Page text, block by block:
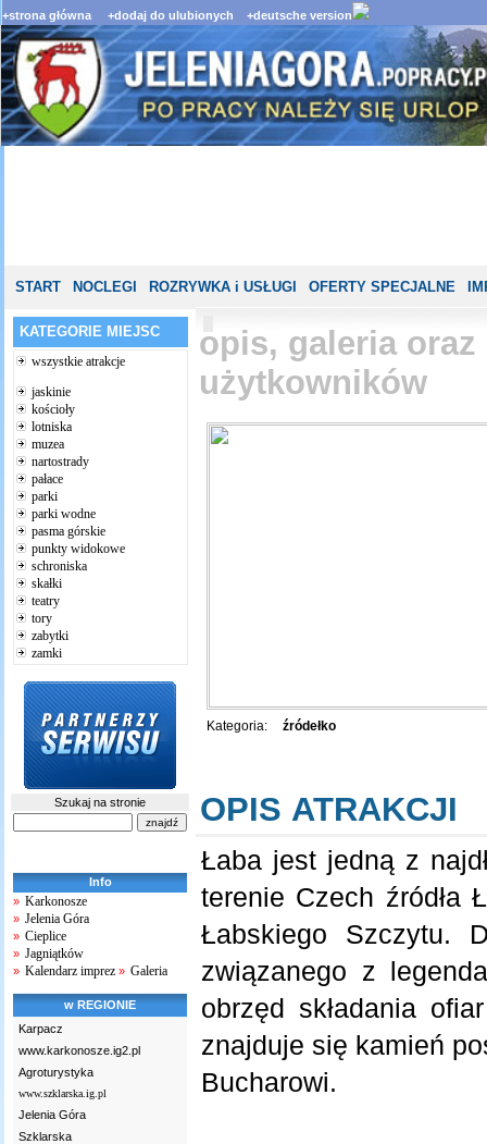
+strona główna +dodaj do ulubionych +deutsche version
START NOCLEGI ROZRYWKA i USŁUGI OFERTY SPECJALNE
KATEGORIE MIEJSC
wszystkie atrakcje
jaskinie
kościoły
lotniska
muzea
nartostrady
pałace
parki
parki wodne
pasma górskie
punkty widokowe
schroniska
skałki
teatry
tory
zabytki
zamki
Szukaj na stronie
Info
» Karkonosze
» Jelenia Góra
» Cieplice
» Jagniątków
» Kalendarz imprez » Galeria
w REGIONIE
Karpacz
www.karkonosze.ig2.pl
Agroturystyka
www.szklarska.ig.pl
Jelenia Góra
Szklarska
opis, galeria oraz
użytkowników
Kategoria: źródełko
OPIS ATRAKCJI
Łaba jest jedną z
terenie Czech źródła
Łabskiego Szczytu.
związanego z
obrzęd składania
znajduje się kamień
Bucharowi.